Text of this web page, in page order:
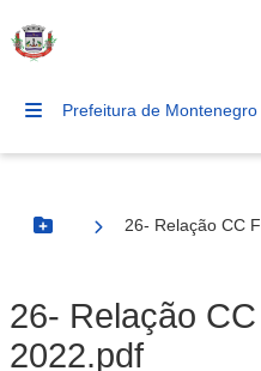
Prefeitura de Montenegro
Botão Menu
26- Relação CC
26- Relação
2022.pdf